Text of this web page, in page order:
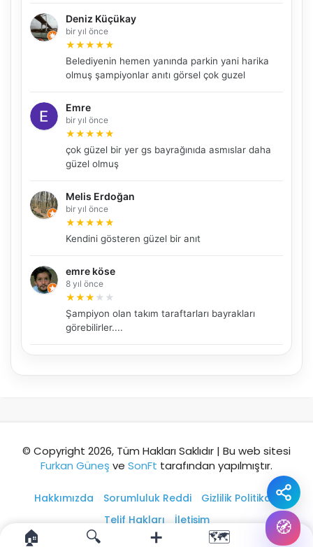
Deniz Küçükay
bir yıl önce
★★★★★
Belediyenin hemen yanında parkin yani harika
olmuş şampiyonlar anıtı görsel çok guzel
Emre
bir yıl önce
★★★★★
çok güzel bir yer gs bayrağınıda asmıslar daha
güzel olmuş
Melis Erdoğan
bir yıl önce
★★★★★
Kendini gösteren güzel bir anıt
emre köse
8 yıl önce
★★★ ★ ★
Şampiyon olan takım taraftarları bayrakları
görebilirler....
© Copyright 2026, Tüm Hakları Saklıdır | Bu web sitesi
Furkan Güneş ve SonFt tarafından yapılmıştır.
Hakkımızda Sorumluluk Reddi
Gizlilik Politikası
Telif Hakları
İletişim 🧭
NBY Akıllı Asistan
AI kullanmadan, sitedeki gerçek yerlerle akıllı rota
🧭 Rehber
🏛️ Tarihi 👨‍👩‍👧 Aile/Çocuk
🚶 Yürüyüş
Akıllı rota öner
🏠 🔍 ➕ 🗺️ 👤